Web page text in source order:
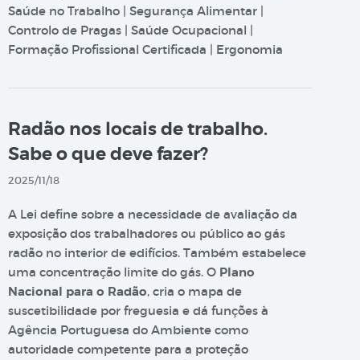
Saúde no Trabalho | Segurança Alimentar |
Controlo de Pragas | Saúde Ocupacional |
Formação Profissional Certificada | Ergonomia
Radão nos locais de trabalho.
Sabe o que deve fazer?
2025/11/18
A Lei define sobre a necessidade de avaliação da
exposição dos trabalhadores ou público ao gás
radão no interior de edifícios. Também estabelece
uma concentração limite do gás. O Plano
Nacional para o Radão, cria o mapa de
suscetibilidade por freguesia e dá funções à
Agência Portuguesa do Ambiente como
autoridade competente para a proteção